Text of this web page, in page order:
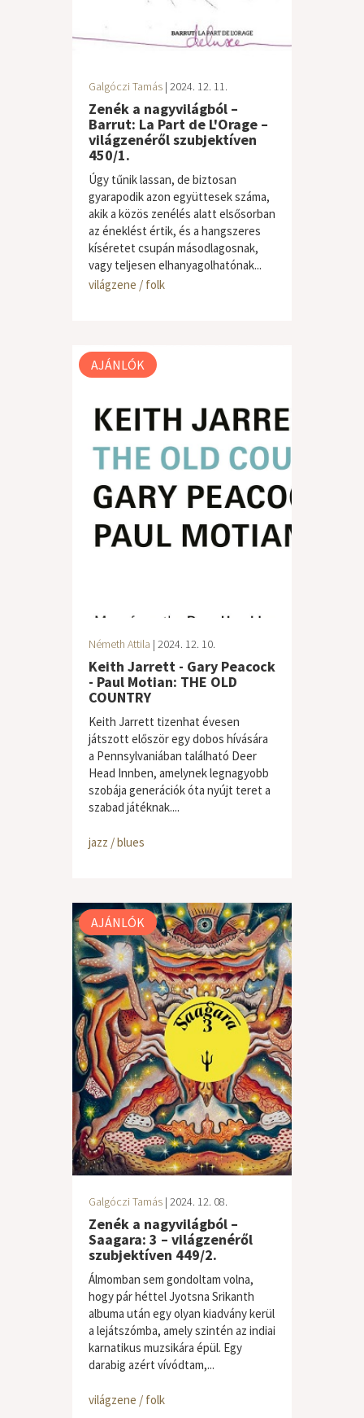
Galgóczi Tamás | 2024. 12. 11.
Zenék a nagyvilágból –
Barrut: La Part de L'Orage –
világzenéről szubjektíven
450/1.
Úgy tűnik lassan, de biztosan
gyarapodik azon együttesek száma,
akik a közös zenélés alatt elsősorban
az éneklést értik, és a hangszeres
kíséretet csupán másodlagosnak,
vagy teljesen elhanyagolhatónak...
világzene / folk
AJÁNLÓK
Németh Attila | 2024. 12. 10.
Keith Jarrett - Gary Peacock
- Paul Motian: THE OLD
COUNTRY
Keith Jarrett tizenhat évesen
játszott először egy dobos hívására
a Pennsylvaniában található Deer
Head Innben, amelynek legnagyobb
szobája generációk óta nyújt teret a
szabad játéknak....
jazz / blues
AJÁNLÓK
Galgóczi Tamás | 2024. 12. 08.
Zenék a nagyvilágból –
Saagara: 3 – világzenéről
szubjektíven 449/2.
Álmomban sem gondoltam volna,
hogy pár héttel Jyotsna Srikanth
albuma után egy olyan kiadvány kerül
a lejátszómba, amely szintén az indiai
karnatikus muzsikára épül. Egy
darabig azért vívódtam,...
világzene / folk